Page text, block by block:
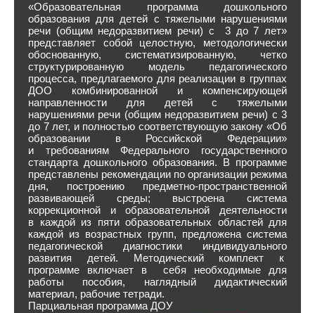
«Образовательная программа дошкольного
образования для детей с тяжелыми нарушениями
речи (общим недоразвитием речи) с 3 до 7 лет»
представляет собой целостную, методологически
обоснованную, систематизированную, четко
структурированную модель педагогического
процесса, предлагаемого для реализации в группах
ДОО комбинированной и компенсирующей
направленности для детей с тяжелыми
нарушениями речи (общим недоразвитием речи) с 3
до 7 лет, и полностью соответствующую закону «Об
образовании в Российской Федерации»
и требованиям Федерального государственного
стандарта дошкольного образования. В программе
представлены рекомендации по организации режима
дня, построению предметно-пространственной
развивающей среды; выстроена система
коррекционной и образовательной деятельности
в каждой из пяти образовательных областей для
каждой из возрастных групп, предложена система
педагогической диагностики индивидуального
развития детей. Методический комплект к
программе включает в себя необходимые для
работы пособия, наглядный дидактический
материал, рабочие тетради.
Парциальная программа ДОУ